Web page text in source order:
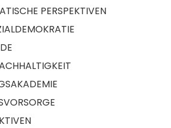
PERSPEKTIVEN